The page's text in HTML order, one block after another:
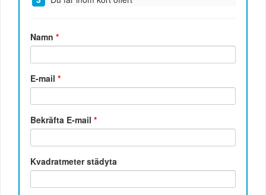
Namn*
E-mail*
Bekräfta E-mail*
Kvadratmeter städyta